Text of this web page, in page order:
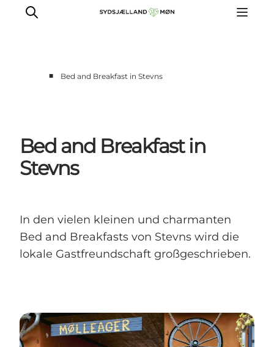
Events
Essen
Unterkunft
■ Bed and Breakfast in Stevns
Bed and Breakfast in
Stevns
In den vielen kleinen und charmanten
Bed and Breakfasts von Stevns wird die
lokale Gastfreundschaft großgeschrieben.